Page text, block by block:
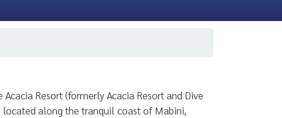
Acacia Resort (formerly Acacia Resort and Dive
located along the tranquil coast of Mabini,